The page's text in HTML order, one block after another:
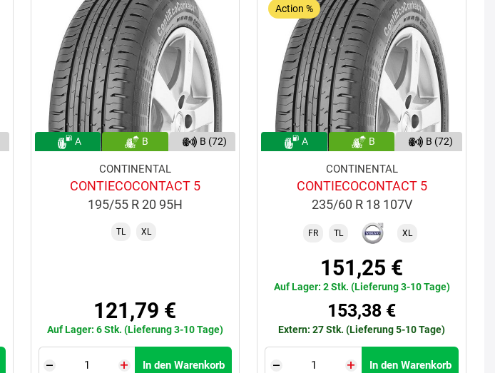
A B B (72)
CONTINENTAL
CONTIECOCONTACT 5
195/55 R 20 95H
TL XL
121,79 €
Auf Lager: 6 Stk. (Lieferung 3-10 Tage)
In den Warenkorb
Action %
A B B (72)
CONTINENTAL
CONTIECOCONTACT 5
235/60 R 18 107V
FR TL XL
151,25 €
Auf Lager: 2 Stk. (Lieferung 3-10 Tage)
153,38 €
Extern: 27 Stk. (Lieferung 5-10 Tage)
In den Warenkorb